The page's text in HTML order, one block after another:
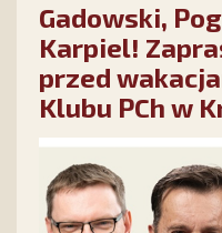
pokona wszelkie
Gadowski,
Karpiel!
przed
Klubu PCh w